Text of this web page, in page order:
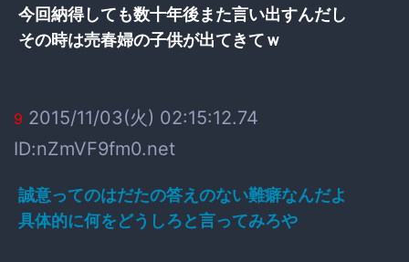
今回納得しても数十年後また言い出すんだし
その時は売春婦の子供が出てきてｗ
9 2015/11/03(火) 02:15:12.74
ID:nZmVF9fm0.net
誠意ってのはだたの答えのない難癖なんだよ
具体的に何をどうしろと言ってみろや